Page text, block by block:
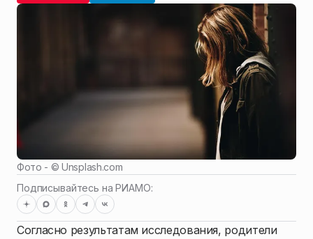
Фото - ©Unsplash.com
Подписывайтесь на РИАМО:
Согласно результатам исследования, родители